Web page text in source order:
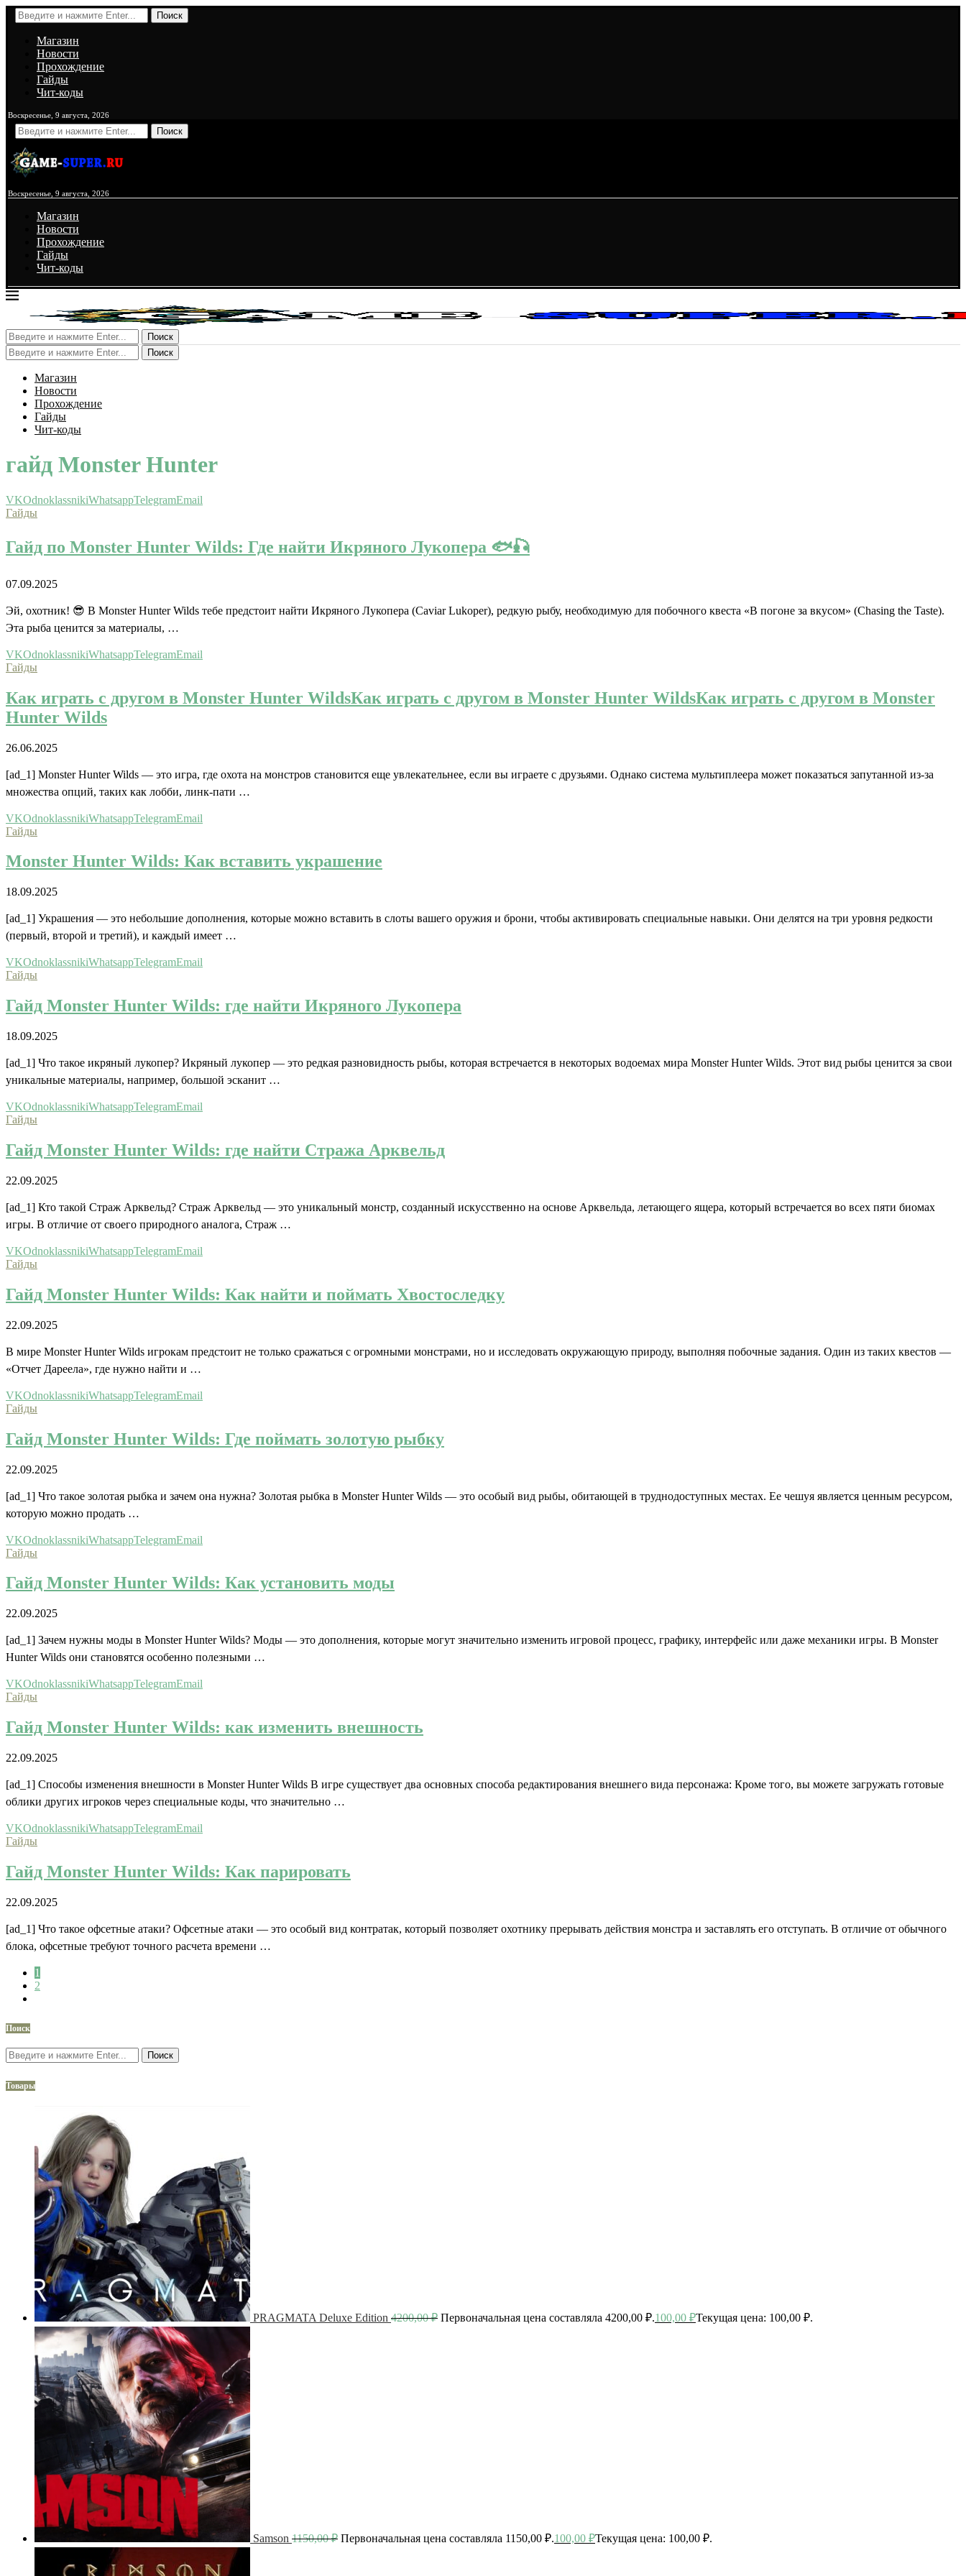
Поиск
Магазин
Новости
Прохождение
Гайды
Чит-коды
Воскресенье, 9 августа, 2026
Поиск
Воскресенье, 9 августа, 2026
Магазин
Новости
Прохождение
Гайды
Чит-коды
Поиск
Поиск
Магазин
Новости
Прохождение
Гайды
Чит-коды
гайд Monster Hunter
VKOdnoklassnikiWhatsappTelegramEmail
Гайды
Гайд по Monster Hunter Wilds: Где найти Икряного Лукопера 🐟🎣
07.09.2025
Эй, охотник! 😎 В Monster Hunter Wilds тебе предстоит найти Икряного Лукопера (Caviar Lukoper), редкую рыбу, необходимую для побочного квеста «В погоне за вкусом» (Chasing the Taste).
Эта рыба ценится за материалы, …
VKOdnoklassnikiWhatsappTelegramEmail
Гайды
Как играть с другом в Monster Hunter WildsКак играть с другом в Monster Hunter WildsКак играть с другом в Monster
Hunter Wilds
26.06.2025
[ad_1] Monster Hunter Wilds — это игра, где охота на монстров становится еще увлекательнее, если вы играете с друзьями. Однако система мультиплеера может показаться запутанной из-за
множества опций, таких как лобби, линк-пати …
VKOdnoklassnikiWhatsappTelegramEmail
Гайды
Monster Hunter Wilds: Как вставить украшение
18.09.2025
[ad_1] Украшения — это небольшие дополнения, которые можно вставить в слоты вашего оружия и брони, чтобы активировать специальные навыки. Они делятся на три уровня редкости
(первый, второй и третий), и каждый имеет …
VKOdnoklassnikiWhatsappTelegramEmail
Гайды
Гайд Monster Hunter Wilds: где найти Икряного Лукопера
18.09.2025
[ad_1] Что такое икряный лукопер? Икряный лукопер — это редкая разновидность рыбы, которая встречается в некоторых водоемах мира Monster Hunter Wilds. Этот вид рыбы ценится за свои
уникальные материалы, например, большой эсканит …
VKOdnoklassnikiWhatsappTelegramEmail
Гайды
Гайд Monster Hunter Wilds: где найти Стража Арквельд
22.09.2025
[ad_1] Кто такой Страж Арквельд? Страж Арквельд — это уникальный монстр, созданный искусственно на основе Арквельда, летающего ящера, который встречается во всех пяти биомах
игры. В отличие от своего природного аналога, Страж …
VKOdnoklassnikiWhatsappTelegramEmail
Гайды
Гайд Monster Hunter Wilds: Как найти и поймать Хвостоследку
22.09.2025
В мире Monster Hunter Wilds игрокам предстоит не только сражаться с огромными монстрами, но и исследовать окружающую природу, выполняя побочные задания. Один из таких квестов —
«Отчет Дареела», где нужно найти и …
VKOdnoklassnikiWhatsappTelegramEmail
Гайды
Гайд Monster Hunter Wilds: Где поймать золотую рыбку
22.09.2025
[ad_1] Что такое золотая рыбка и зачем она нужна? Золотая рыбка в Monster Hunter Wilds — это особый вид рыбы, обитающей в труднодоступных местах. Ее чешуя является ценным ресурсом,
которую можно продать …
VKOdnoklassnikiWhatsappTelegramEmail
Гайды
Гайд Monster Hunter Wilds: Как установить моды
22.09.2025
[ad_1] Зачем нужны моды в Monster Hunter Wilds? Моды — это дополнения, которые могут значительно изменить игровой процесс, графику, интерфейс или даже механики игры. В Monster
Hunter Wilds они становятся особенно полезными …
VKOdnoklassnikiWhatsappTelegramEmail
Гайды
Гайд Monster Hunter Wilds: как изменить внешность
22.09.2025
[ad_1] Способы изменения внешности в Monster Hunter Wilds В игре существует два основных способа редактирования внешнего вида персонажа: Кроме того, вы можете загружать готовые
облики других игроков через специальные коды, что значительно …
VKOdnoklassnikiWhatsappTelegramEmail
Гайды
Гайд Monster Hunter Wilds: Как парировать
22.09.2025
[ad_1] Что такое офсетные атаки? Офсетные атаки — это особый вид контратак, который позволяет охотнику прерывать действия монстра и заставлять его отступать. В отличие от обычного
блока, офсетные требуют точного расчета времени …
1
2
Поиск
Поиск
Товары
PRAGMATA Deluxe Edition 4200,00₽ Первоначальная цена составляла 4200,00 ₽.100,00 ₽Текущая цена: 100,00 ₽.
Samson 1150,00₽ Первоначальная цена составляла 1150,00 ₽.100,00 ₽Текущая цена: 100,00 ₽.